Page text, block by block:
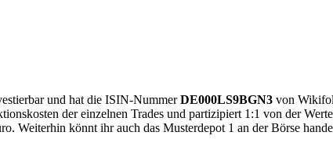
und hat die ISIN-NummerDE000LS9BGN3 von
der einzelnen Trades und partizipiert 1:1 von der
Weiterhin könnt ihr auch das Musterdepot 1 an der Börse